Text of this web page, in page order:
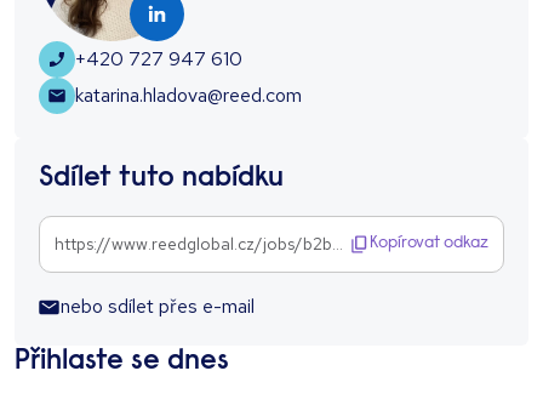
+420 727 947 610
katarina.hladova@reed.com
Sdílet tuto nabídku
https://www.reedglobal.cz/jobs/b2b-client-support-with-german--1294575 Kopírovat odkaz
nebo sdílet přes e-mail
Přihlaste se dnes